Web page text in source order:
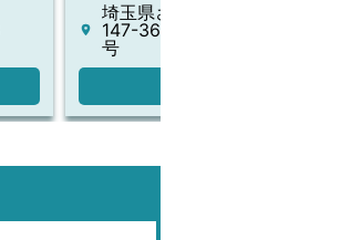
埼玉県さいたま市見沼区小深作
147-36 プライムステイ七里
号